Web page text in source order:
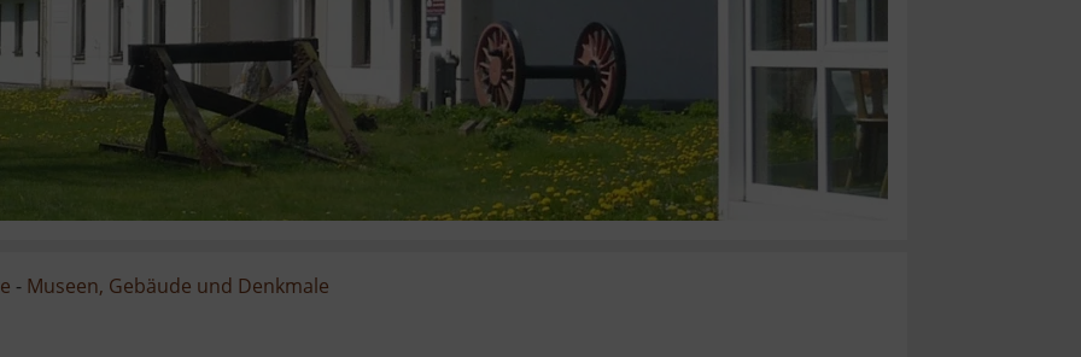
- Museen, Gebäude und Denkmale